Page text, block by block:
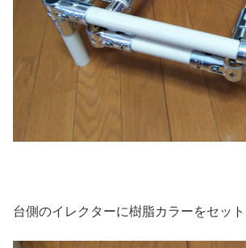
台側のイレクターに樹脂カラーをセット